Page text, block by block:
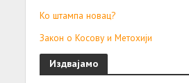
Ко штампа новац?
Закон о Косову и Метохији
Издвајамо